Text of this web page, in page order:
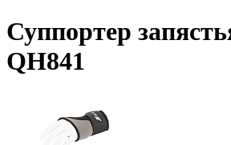
Суппортер
QH841